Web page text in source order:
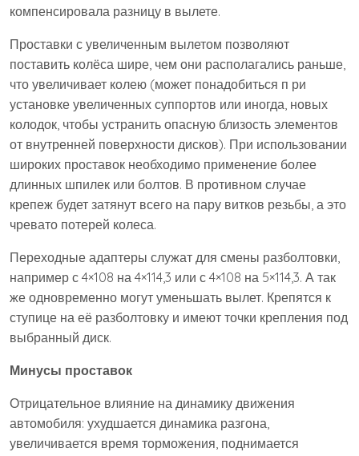
компенсировала разницу в вылете.
Проставки с увеличенным вылетом позволяют
поставить колёса шире, чем они располагались раньше,
что увеличивает колею (может понадобиться п ри
установке увеличенных суппортов или иногда, новых
колодок, чтобы устранить опасную близость элементов
от внутренней поверхности дисков). При использовании
широких проставок необходимо применение более
длинных шпилек или болтов. В противном случае
крепеж будет затянут всего на пару витков резьбы, а это
чревато потерей колеса.
Переходные адаптеры служат для смены разболтовки,
например с 4×108 на 4×114,3 или с 4×108 на 5×114,3. А так
же одновременно могут уменьшать вылет. Крепятся к
ступице на её разболтовку и имеют точки крепления под
выбранный диск.
Минусы проставок
Отрицательное влияние на динамику движения
автомобиля: ухудшается динамика разгона,
увеличивается время торможения, поднимается